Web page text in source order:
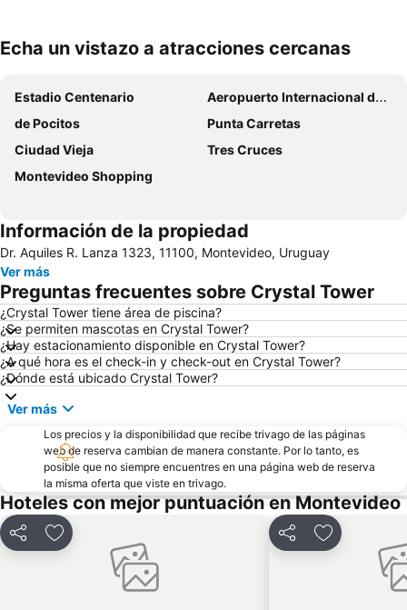
Echa un vistazo a atracciones cercanas
Estadio Centenario
Aeropuerto Internacional de Carrasco General Cesáreo L. Berisso
de Pocitos
Punta Carretas
Ciudad Vieja
Tres Cruces
Montevideo Shopping
Información de la propiedad
Dr. Aquiles R. Lanza 1323, 11100, Montevideo, Uruguay
Ver más
Preguntas frecuentes sobre Crystal Tower
¿Crystal Tower tiene área de piscina?
¿Se permiten mascotas en Crystal Tower?
¿Hay estacionamiento disponible en Crystal Tower?
¿A qué hora es el check-in y check-out en Crystal Tower?
¿Dónde está ubicado Crystal Tower?
Ver más
Los precios y la disponibilidad que recibe trivago de las páginas
web de reserva cambian de manera constante. Por lo tanto, es
posible que no siempre encuentres en una página web de reserva
la misma oferta que viste en trivago.
Hoteles con mejor puntuación en Montevideo
CompartirAgregar a favoritos CompartirAgregar a